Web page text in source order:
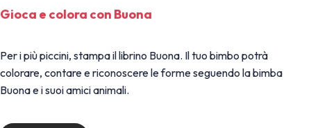
Gioca e colora con Buona
Per i più piccini, stampa il librino Buona. Il tuo bimbo potrà
colorare, contare e riconoscere le forme seguendo la bimba
Buona e i suoi amici animali.